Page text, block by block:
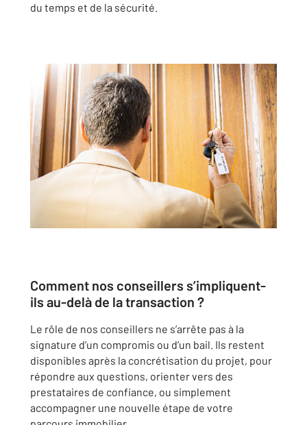
du temps et de la sécurité.
Comment nos conseillers s’impliquent-
ils au-delà de la transaction ?
Le rôle de nos conseillers ne s’arrête pas à la
signature d’un compromis ou d’un bail. Ils restent
disponibles après la concrétisation du projet, pour
répondre aux questions, orienter vers des
prestataires de confiance, ou simplement
accompagner une nouvelle étape de votre